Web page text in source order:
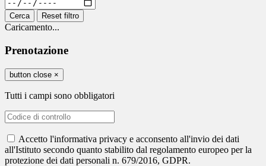
Cerca Reset filtro
Caricamento...
Prenotazione
button close ×
Tutti i campi sono obbligatori
Accetto l'informativa privacy e acconsento all'invio dei dati
all'Istituto secondo quanto stabilito dal regolamento europeo per la
protezione dei dati personali n. 679/2016, GDPR.